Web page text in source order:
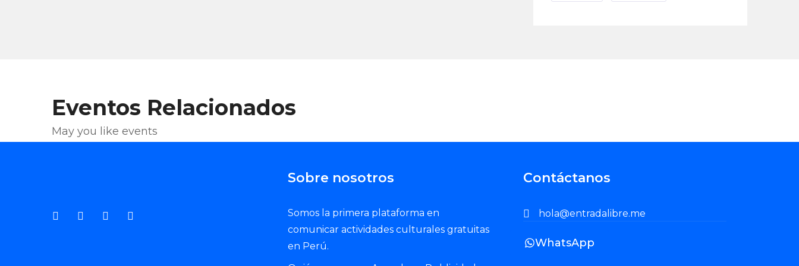
Eventos Relacionados
May you like events
Sobre nosotros
Somos la primera plataforma en
comunicar actividades culturales gratuitas
en Perú.
Contáctanos
hola@entradalibre.me
WhatsApp